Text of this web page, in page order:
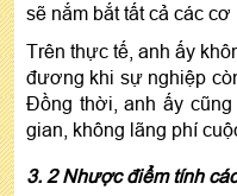
sẽ nắm bắt tất cả các cơ
Trên thực tế, anh ấy
đương khi sự nghiệp
Đồng thời, anh ấy
gian, không lãng phí
3. 2 Nhược điểm tính